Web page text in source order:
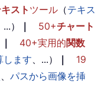
スト ツール （テキス
...） ｜ 50+チャート
｜ 40+実用的関数
します、...） ｜
19
、 パスから画像を挿